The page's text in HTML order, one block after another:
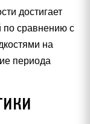
достигает
по сравнению с
на
периода